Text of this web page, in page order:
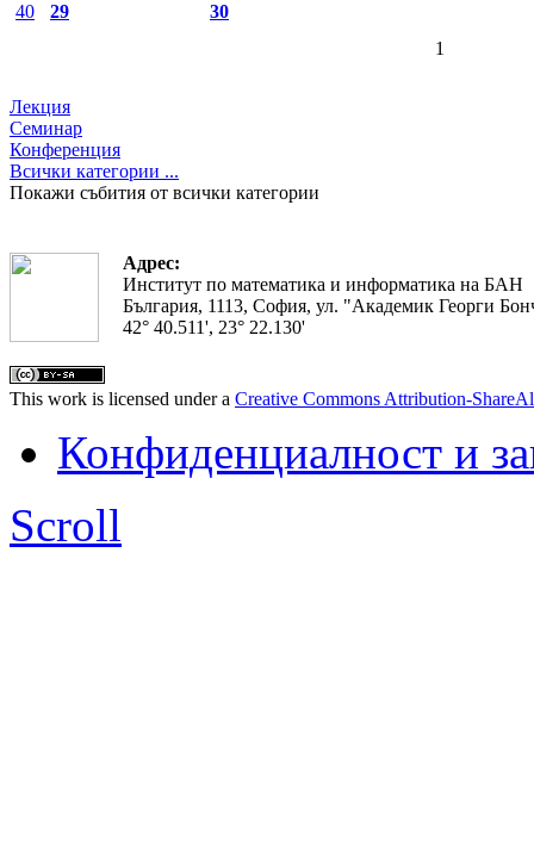
40 29
30
1
Лекция
Семинар
Конференция
Всички категории ...
Покажи събития от всички категории
Адрес:
Институт по математика и информатика на БАН
България, 1113, София, ул. "Академик Георги
42° 40.511', 23° 22.130'
This work is licensed under a Creative Commons Attribution-
Конфиденциалност и
Scroll